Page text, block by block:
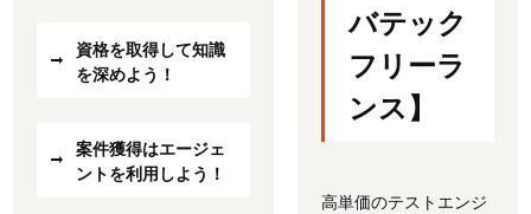
バテック
フリーラ
ンス】
高単価のテストエンジ
資格を取得して知識
を深めよう！
案件獲得はエージェ
ントを利用しよう！